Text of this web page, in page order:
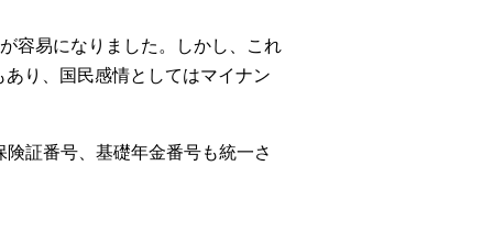
容易になりました。しかし、これ
り、国民感情としてはマイナン
証番号、基礎年金番号も統一さ